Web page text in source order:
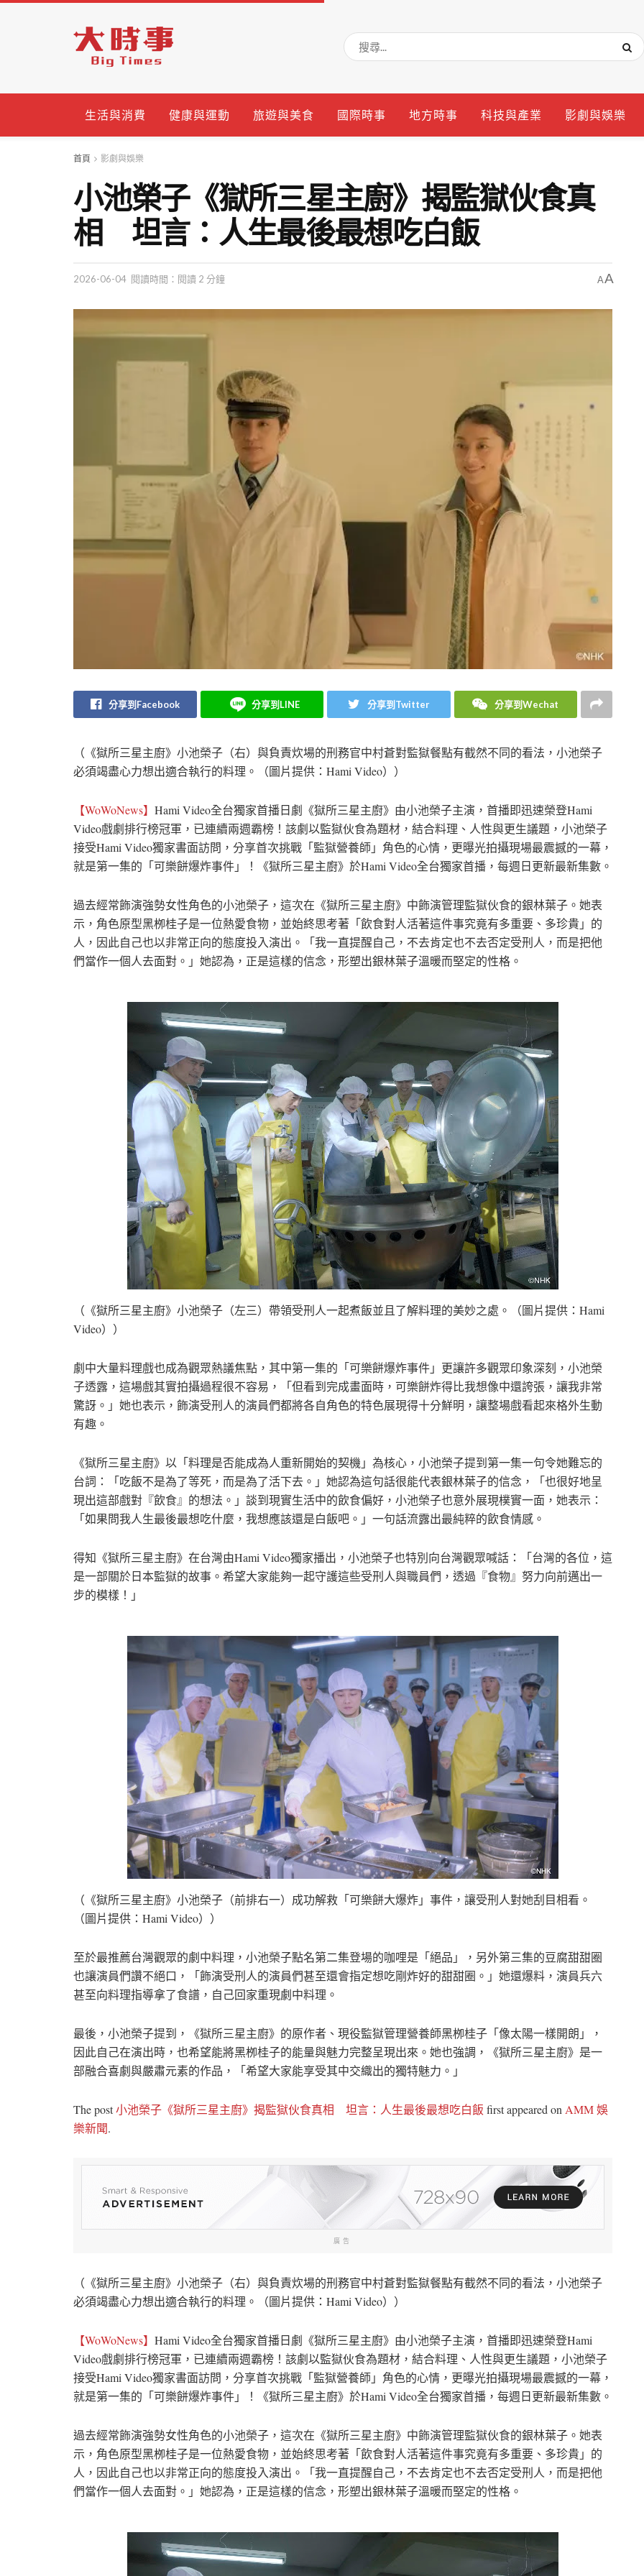
生活與消費 健康與運動 旅遊與美食 國際時事 地方時事 科技與產業 影劇與娛樂
首頁 影劇與娛樂
小池榮子《獄所三星主廚》揭監獄伙食真
相 坦言：人生最後最想吃白飯
2026-06-04 閱讀時間：閱讀 2 分鐘 AA
分享到Facebook 分享到LINE 分享到Twitter 分享到Wechat
（《獄所三星主廚》小池榮子（右）與負責炊場的刑務官中村蒼對監獄餐點有截然不同的看法，小池榮子
必須竭盡心力想出適合執行的料理。（圖片提供：Hami Video））
【WoWoNews】 Hami Video全台獨家首播日劇《獄所三星主廚》由小池榮子主演，首播即迅速榮登Hami
Video戲劇排行榜冠軍，已連續兩週霸榜！該劇以監獄伙食為題材，結合料理、人性與更生議題，小池榮子
接受Hami Video獨家書面訪問，分享首次挑戰「監獄營養師」角色的心情，更曝光拍攝現場最震撼的一幕，
就是第一集的「可樂餅爆炸事件」！《獄所三星主廚》於Hami Video全台獨家首播，每週日更新最新集數。
過去經常飾演強勢女性角色的小池榮子，這次在《獄所三星主廚》中飾演管理監獄伙食的銀林葉子。她表
示，角色原型黑栁桂子是一位熱愛食物，並始終思考著「飲食對人活著這件事究竟有多重要、多珍貴」的
人，因此自己也以非常正向的態度投入演出。「我一直提醒自己，不去肯定也不去否定受刑人，而是把他
們當作一個人去面對。」她認為，正是這樣的信念，形塑出銀林葉子溫暖而堅定的性格。
（《獄所三星主廚》小池榮子（左三）帶領受刑人一起煮飯並且了解料理的美妙之處。（圖片提供：Hami
Video））
劇中大量料理戲也成為觀眾熱議焦點，其中第一集的「可樂餅爆炸事件」更讓許多觀眾印象深刻，小池榮
子透露，這場戲其實拍攝過程很不容易，「但看到完成畫面時，可樂餅炸得比我想像中還誇張，讓我非常
驚訝。」她也表示，飾演受刑人的演員們都將各自角色的特色展現得十分鮮明，讓整場戲看起來格外生動
有趣。
《獄所三星主廚》以「料理是否能成為人重新開始的契機」為核心，小池榮子提到第一集一句令她難忘的
台詞：「吃飯不是為了等死，而是為了活下去。」她認為這句話很能代表銀林葉子的信念，「也很好地呈
現出這部戲對『飲食』的想法。」談到現實生活中的飲食偏好，小池榮子也意外展現樸實一面，她表示：
「如果問我人生最後最想吃什麼，我想應該還是白飯吧。」一句話流露出最純粹的飲食情感。
得知《獄所三星主廚》在台灣由Hami Video獨家播出，小池榮子也特別向台灣觀眾喊話：「台灣的各位，這
是一部關於日本監獄的故事。希望大家能夠一起守護這些受刑人與職員們，透過『食物』努力向前邁出一
步的模樣！」
（《獄所三星主廚》小池榮子（前排右一）成功解救「可樂餅大爆炸」事件，讓受刑人對她刮目相看。
（圖片提供：Hami Video））
至於最推薦台灣觀眾的劇中料理，小池榮子點名第二集登場的咖哩是「絕品」，另外第三集的豆腐甜甜圈
也讓演員們讚不絕口，「飾演受刑人的演員們甚至還會指定想吃剛炸好的甜甜圈。」她還爆料，演員兵六
甚至向料理指導拿了食譜，自己回家重現劇中料理。
最後，小池榮子提到，《獄所三星主廚》的原作者、現役監獄管理營養師黑栁桂子「像太陽一樣開朗」，
因此自己在演出時，也希望能將黑栁桂子的能量與魅力完整呈現出來。她也強調，《獄所三星主廚》是一
部融合喜劇與嚴肅元素的作品，「希望大家能享受其中交織出的獨特魅力。」
The post小池榮子《獄所三星主廚》揭監獄伙食真相 坦言：人生最後最想吃白飯 first appeared on AMM 娛
樂新聞.
廣告
（《獄所三星主廚》小池榮子（右）與負責炊場的刑務官中村蒼對監獄餐點有截然不同的看法，小池榮子
必須竭盡心力想出適合執行的料理。（圖片提供：Hami Video））
【WoWoNews】 Hami Video全台獨家首播日劇《獄所三星主廚》由小池榮子主演，首播即迅速榮登Hami
Video戲劇排行榜冠軍，已連續兩週霸榜！該劇以監獄伙食為題材，結合料理、人性與更生議題，小池榮子
接受Hami Video獨家書面訪問，分享首次挑戰「監獄營養師」角色的心情，更曝光拍攝現場最震撼的一幕，
就是第一集的「可樂餅爆炸事件」！《獄所三星主廚》於Hami Video全台獨家首播，每週日更新最新集數。
過去經常飾演強勢女性角色的小池榮子，這次在《獄所三星主廚》中飾演管理監獄伙食的銀林葉子。她表
示，角色原型黑栁桂子是一位熱愛食物，並始終思考著「飲食對人活著這件事究竟有多重要、多珍貴」的
人，因此自己也以非常正向的態度投入演出。「我一直提醒自己，不去肯定也不去否定受刑人，而是把他
們當作一個人去面對。」她認為，正是這樣的信念，形塑出銀林葉子溫暖而堅定的性格。